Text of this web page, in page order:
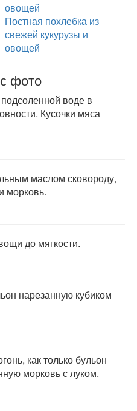
Постная похлебка из
свежей кукурузы и
овощей
фото
воде в
Кусочки мяса
маслом сковороду,
морковь.
до мягкости.
нарезанную кубиком
как только бульон
морковь с луком.